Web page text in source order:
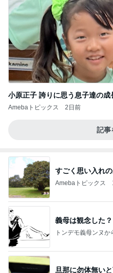
小原正子 誇りに思う息子達の成
Amebaトピックス 2日前
記事
すごく思い入れ
Amebaトピックス
義母は観念した？
トンデモ義母ンヌか
旦那に勿体無い